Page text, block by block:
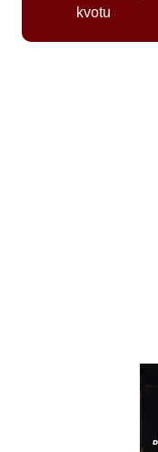
kvotu